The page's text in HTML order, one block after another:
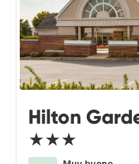
Hilton
★★★